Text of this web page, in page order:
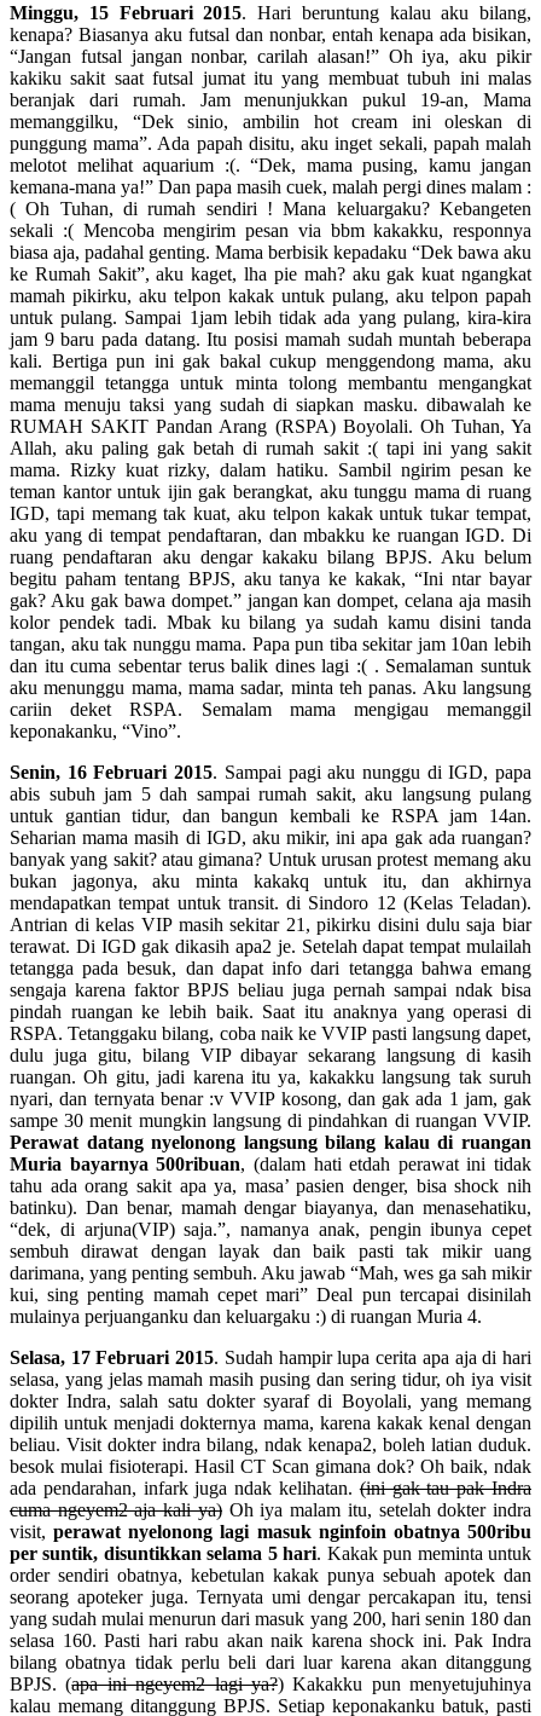
Minggu, 15 Februari 2015. Hari beruntung kalau aku bilang,
kenapa? Biasanya aku futsal dan nonbar, entah kenapa ada bisikan,
“Jangan futsal jangan nonbar, carilah alasan!” Oh iya, aku pikir
kakiku sakit saat futsal jumat itu yang membuat tubuh ini malas
beranjak dari rumah. Jam menunjukkan pukul 19-an, Mama
memanggilku, “Dek sinio, ambilin hot cream ini oleskan di
punggung mama”. Ada papah disitu, aku inget sekali, papah malah
melotot melihat aquarium :(. “Dek, mama pusing, kamu jangan
kemana-mana ya!” Dan papa masih cuek, malah pergi dines malam :
( Oh Tuhan, di rumah sendiri ! Mana keluargaku? Kebangeten
sekali :( Mencoba mengirim pesan via bbm kakakku, responnya
biasa aja, padahal genting. Mama berbisik kepadaku “Dek bawa aku
ke Rumah Sakit”, aku kaget, lha pie mah? aku gak kuat ngangkat
mamah pikirku, aku telpon kakak untuk pulang, aku telpon papah
untuk pulang. Sampai 1jam lebih tidak ada yang pulang, kira-kira
jam 9 baru pada datang. Itu posisi mamah sudah muntah beberapa
kali. Bertiga pun ini gak bakal cukup menggendong mama, aku
memanggil tetangga untuk minta tolong membantu mengangkat
mama menuju taksi yang sudah di siapkan masku. dibawalah ke
RUMAH SAKIT Pandan Arang (RSPA) Boyolali. Oh Tuhan, Ya
Allah, aku paling gak betah di rumah sakit :( tapi ini yang sakit
mama. Rizky kuat rizky, dalam hatiku. Sambil ngirim pesan ke
teman kantor untuk ijin gak berangkat, aku tunggu mama di ruang
IGD, tapi memang tak kuat, aku telpon kakak untuk tukar tempat,
aku yang di tempat pendaftaran, dan mbakku ke ruangan IGD. Di
ruang pendaftaran aku dengar kakaku bilang BPJS. Aku belum
begitu paham tentang BPJS, aku tanya ke kakak, “Ini ntar bayar
gak? Aku gak bawa dompet.” jangan kan dompet, celana aja masih
kolor pendek tadi. Mbak ku bilang ya sudah kamu disini tanda
tangan, aku tak nunggu mama. Papa pun tiba sekitar jam 10an lebih
dan itu cuma sebentar terus balik dines lagi :( . Semalaman suntuk
aku menunggu mama, mama sadar, minta teh panas. Aku langsung
cariin deket RSPA. Semalam mama mengigau memanggil
keponakanku, “Vino”.
Senin, 16 Februari 2015. Sampai pagi aku nunggu di IGD, papa
abis subuh jam 5 dah sampai rumah sakit, aku langsung pulang
untuk gantian tidur, dan bangun kembali ke RSPA jam 14an.
Seharian mama masih di IGD, aku mikir, ini apa gak ada ruangan?
banyak yang sakit? atau gimana? Untuk urusan protest memang aku
bukan jagonya, aku minta kakakq untuk itu, dan akhirnya
mendapatkan tempat untuk transit. di Sindoro 12 (Kelas Teladan).
Antrian di kelas VIP masih sekitar 21, pikirku disini dulu saja biar
terawat. Di IGD gak dikasih apa2 je. Setelah dapat tempat mulailah
tetangga pada besuk, dan dapat info dari tetangga bahwa emang
sengaja karena faktor BPJS beliau juga pernah sampai ndak bisa
pindah ruangan ke lebih baik. Saat itu anaknya yang operasi di
RSPA. Tetanggaku bilang, coba naik ke VVIP pasti langsung dapet,
dulu juga gitu, bilang VIP dibayar sekarang langsung di kasih
ruangan. Oh gitu, jadi karena itu ya, kakakku langsung tak suruh
nyari, dan ternyata benar :v VVIP kosong, dan gak ada 1 jam, gak
sampe 30 menit mungkin langsung di pindahkan di ruangan VVIP.
Perawat datang nyelonong langsung bilang kalau di ruangan
Muria bayarnya 500ribuan, (dalam hati etdah perawat ini tidak
tahu ada orang sakit apa ya, masa’ pasien denger, bisa shock nih
batinku). Dan benar, mamah dengar biayanya, dan menasehatiku,
“dek, di arjuna(VIP) saja.”, namanya anak, pengin ibunya cepet
sembuh dirawat dengan layak dan baik pasti tak mikir uang
darimana, yang penting sembuh. Aku jawab “Mah, wes ga sah mikir
kui, sing penting mamah cepet mari” Deal pun tercapai disinilah
mulainya perjuanganku dan keluargaku :) di ruangan Muria 4.
Selasa, 17 Februari 2015. Sudah hampir lupa cerita apa aja di hari
selasa, yang jelas mamah masih pusing dan sering tidur, oh iya visit
dokter Indra, salah satu dokter syaraf di Boyolali, yang memang
dipilih untuk menjadi dokternya mama, karena kakak kenal dengan
beliau. Visit dokter indra bilang, ndak kenapa2, boleh latian duduk.
besok mulai fisioterapi. Hasil CT Scan gimana dok? Oh baik, ndak
ada pendarahan, infark juga ndak kelihatan.(ini gak tau pak Indra
cuma ngeyem2 aja kali ya)Oh iya malam itu, setelah dokter indra
visit,perawat nyelonong lagi masuk nginfoin obatnya 500ribu
per suntik, disuntikkan selama 5 hari. Kakak pun meminta untuk
order sendiri obatnya, kebetulan kakak punya sebuah apotek dan
seorang apoteker juga. Ternyata umi dengar percakapan itu, tensi
yang sudah mulai menurun dari masuk yang 200, hari senin 180 dan
selasa 160. Pasti hari rabu akan naik karena shock ini. Pak Indra
bilang obatnya tidak perlu beli dari luar karena akan ditanggung
BPJS. (apa ini ngeyem2 lagi ya?) Kakakku pun menyetujuhinya
kalau memang ditanggung BPJS. Setiap keponakanku batuk, pasti